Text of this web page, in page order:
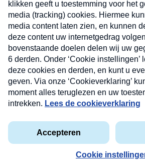
Privacyverklaring
Cookieverklaring
Kwetsbaarheid melden
Copyright © 2026 MAX Vandaag - Omroep MAX
Nieuwsbrief
Neem hier een gratis abonnement
nieuwsbrief. Elke vrijdag- en